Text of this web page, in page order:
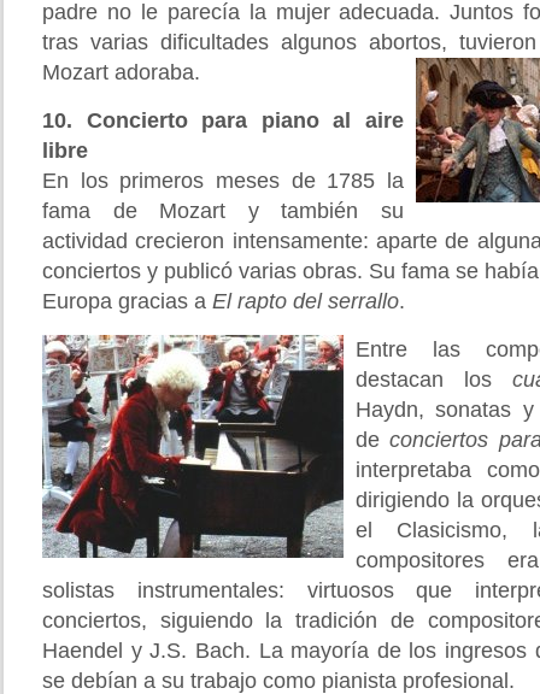
padre no le parecía la mujer adecuada. Juntos
tras varias dificultades algunos abortos,
Mozart adoraba.
10. Concierto para piano al aire
libre
En los primeros meses de 1785 la
fama de Mozart y también su
actividad crecieron intensamente: aparte de
conciertos y publicó varias obras. Su fama se
Europa gracias a El rapto del serrallo.
Entre las
destacan los
Haydn, sonatas
deconciertos
interpretaba
dirigiendo la
el Clasicismo,
compositores
solistas instrumentales: virtuosos que
conciertos, siguiendo la tradición de
Haendel y J.S. Bach. La mayoría de los ingresos
se debían a su trabajo como pianista profesional.